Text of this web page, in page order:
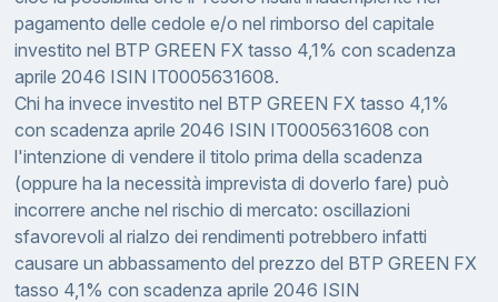
pagamento delle cedole e/o nel rimborso del capitale
investito nel BTP GREEN FX tasso 4,1% con scadenza
aprile 2046 ISIN IT0005631608.
Chi ha invece investito nel BTP GREEN FX tasso 4,1%
con scadenza aprile 2046 ISIN IT0005631608 con
l'intenzione di vendere il titolo prima della scadenza
(oppure ha la necessità imprevista di doverlo fare) può
incorrere anche nel rischio di mercato: oscillazioni
sfavorevoli al rialzo dei rendimenti potrebbero infatti
causare un abbassamento del prezzo del BTP GREEN FX
tasso 4,1% con scadenza aprile 2046 ISIN